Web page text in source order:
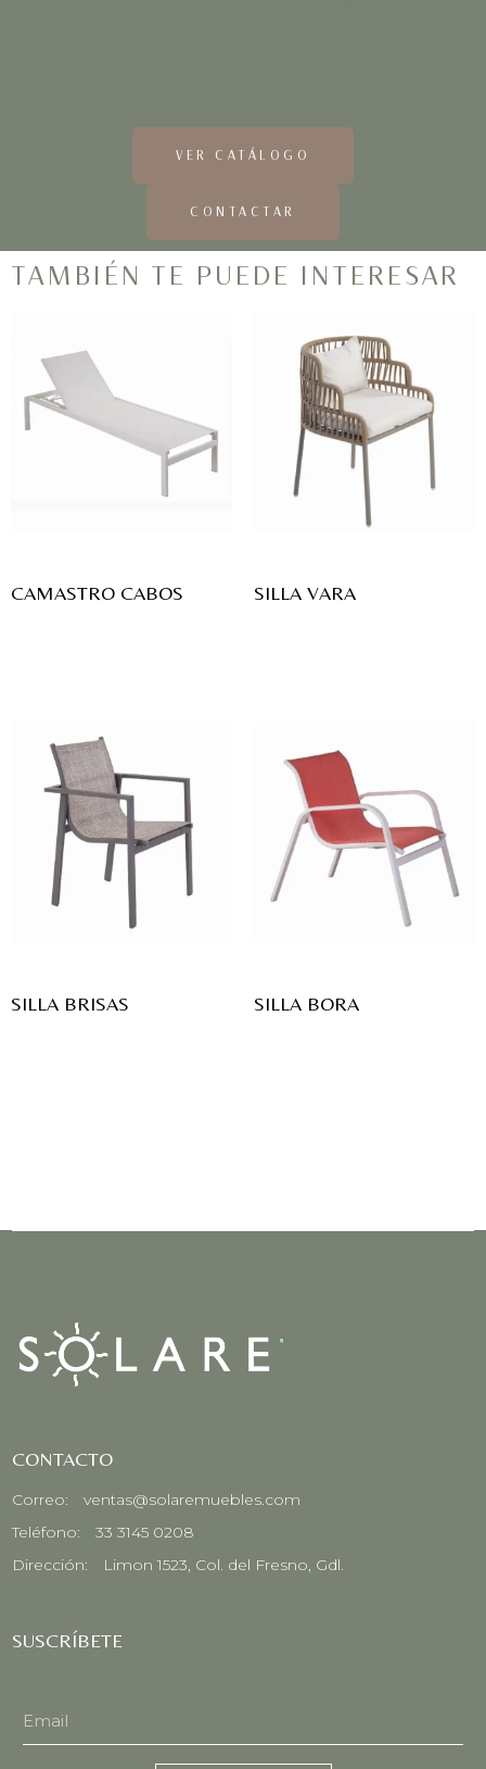
VER CATÁLOGO
CONTACTAR
TAMBIÉN TE PUEDE INTERESAR
CAMASTRO CABOS SILLA VARA
SILLA BRISAS SILLA BORA
CONTACTO
Correo:
ventas@solaremuebles.com
Teléfono:
33 3145 0208
Dirección:
Limon 1523, Col. del Fresno, Gdl.
SUSCRÍBETE